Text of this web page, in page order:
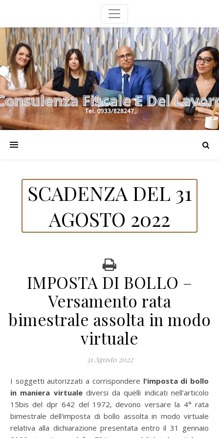
SCADENZA DEL 31
AGOSTO 2022
IMPOSTA DI BOLLO –
Versamento rata
bimestrale assolta in modo
virtuale
31 Agosto 2022
I soggetti autorizzati a corrispondere l'imposta di bollo
in maniera virtualediversi da quelli indicati nell'articolo
15bis del dpr 642 del 1972, devono versare la 4° rata
bimestrale dell'imposta di bollo assolta in modo virtuale
relativa alla dichiarazione presentata entro il 31 gennaio